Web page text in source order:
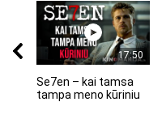
17:50
Se7en – kai tamsa
tampa meno kūriniu